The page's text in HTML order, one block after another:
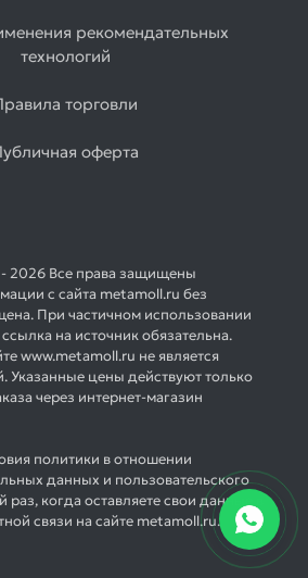
рекомендательных
технологий
торговли
оферта
2026 Все права защищены
с сайта metamoll.ru без
При частичном использовании
на источник обязательна.
www.metamoll.ru не является
Указанные цены действуют только
через интернет-магазин
политики в отношении
данных и пользовательского
когда оставляете свои данные в
связи на сайте metamoll.ru.